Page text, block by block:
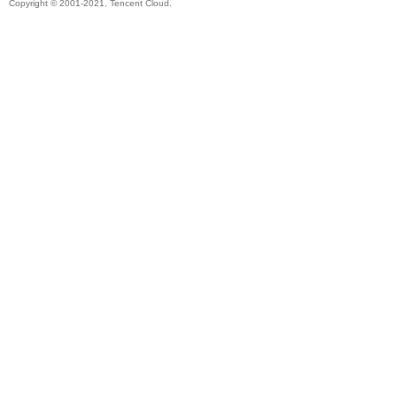
Copyright © 2001-2021, Tencent Cloud.